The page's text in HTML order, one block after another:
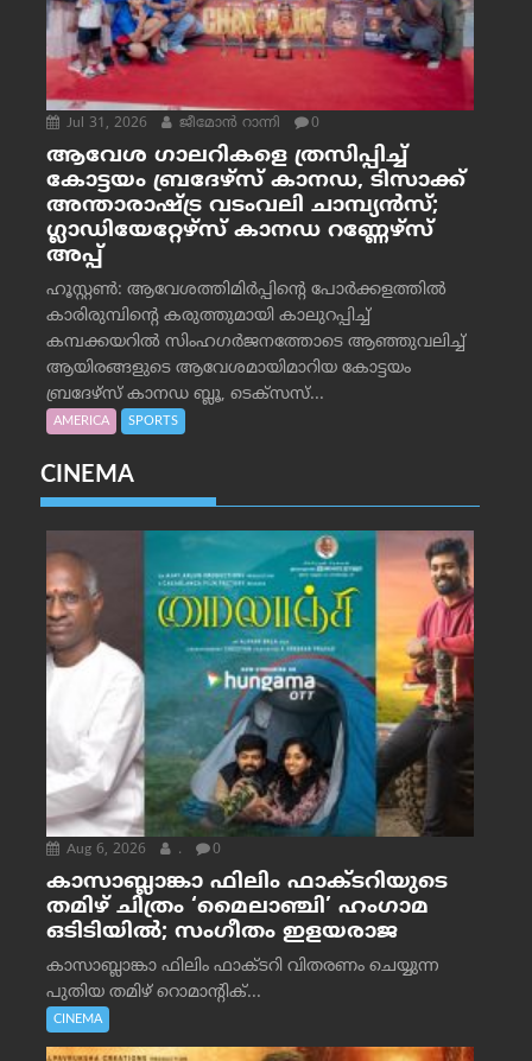
Jul 31, 2026 ജീമോന്‍ റാന്നി 0
ആവേശ ഗാലറികളെ ത്രസിപ്പിച്ച്
കോട്ടയം ബ്രദേഴ്‌സ് കാനഡ, ടിസാക്ക്
അന്താരാഷ്ട്ര വടംവലി ചാമ്പ്യന്‍സ്;
ഗ്ലാഡിയേറ്റേഴ്‌സ് കാനഡ റണ്ണേഴ്‌സ്
അപ്പ്
ഹൂസ്റ്റണ്‍: ആവേശത്തിമിര്‍പ്പിന്റെ പോര്‍ക്കളത്തില്‍
കാരിരുമ്പിന്റെ കരുത്തുമായി കാലുറപ്പിച്ച്
കമ്പക്കയറില്‍ സിംഹഗര്‍ജനത്തോടെ ആഞ്ഞുവലിച്ച്
ആയിരങ്ങളുടെ ആവേശമായിമാറിയ കോട്ടയം
ബ്രദേഴ്‌സ് കാനഡ ബ്ലൂ, ടെക്‌സസ്...
AMERICA SPORTS
CINEMA
Aug 6, 2026 . 0
കാസാബ്ലാങ്കാ ഫിലിം ഫാക്ടറിയുടെ
തമിഴ് ചിത്രം ‘മൈലാഞ്ചി’ ഹംഗാമ
ഒടിടിയിൽ; സംഗീതം ഇളയരാജ
കാസാബ്ലാങ്കാ ഫിലിം ഫാക്ടറി വിതരണം ചെയ്യുന്ന
പുതിയ തമിഴ് റൊമാന്റിക്...
CINEMA